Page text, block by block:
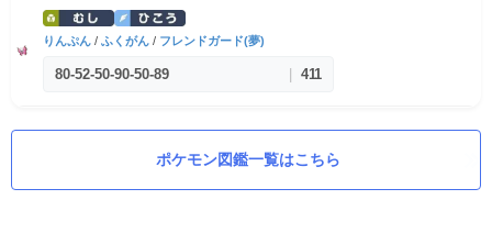
りんぷん / ふくがん / フレンドガード(夢)
80-52-50-90-50-89 | 411
ポケモン図鑑一覧はこちら